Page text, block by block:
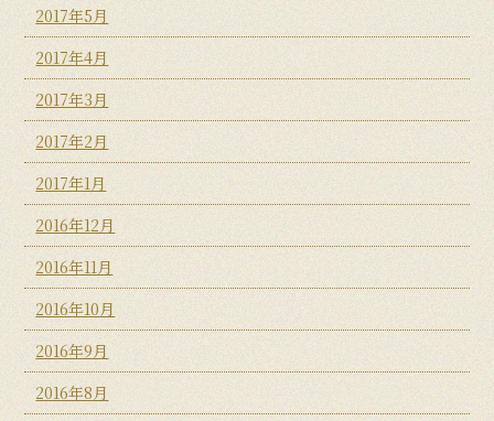
2017年5月
2017年4月
2017年3月
2017年2月
2017年1月
2016年12月
2016年11月
2016年10月
2016年9月
2016年8月